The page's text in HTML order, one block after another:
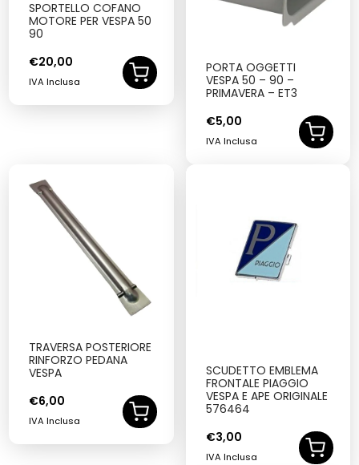
SPORTELLO COFANO
MOTORE PER VESPA 50
90
€20,00
IVA Inclusa
PORTA OGGETTI
VESPA 50 – 90 –
PRIMAVERA – ET3
€5,00
IVA Inclusa
TRAVERSA POSTERIORE
RINFORZO PEDANA
VESPA
€6,00
IVA Inclusa
SCUDETTO EMBLEMA
FRONTALE PIAGGIO
VESPA E APE ORIGINALE
576464
€3,00
IVA Inclusa